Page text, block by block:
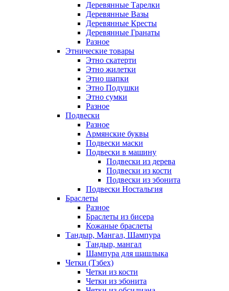
Деревянные Тарелки
Деревянные Вазы
Деревянные Кресты
Деревянные Гранаты
Разное
Этнические товары
Этно скатерти
Этно жилетки
Этно шапки
Этно Подушки
Этно сумки
Разное
Подвески
Разное
Армянские буквы
Подвески маски
Подвески в машину
Подвески из дерева
Подвески из кости
Подвески из эбонита
Подвески Ностальгия
Браслеты
Разное
Браслеты из бисера
Кожаные браслеты
Тандыр, Мангал, Шампура
Тандыр, мангал
Шампура для шашлыка
Четки (Тзбех)
Четки из кости
Четки из эбонита